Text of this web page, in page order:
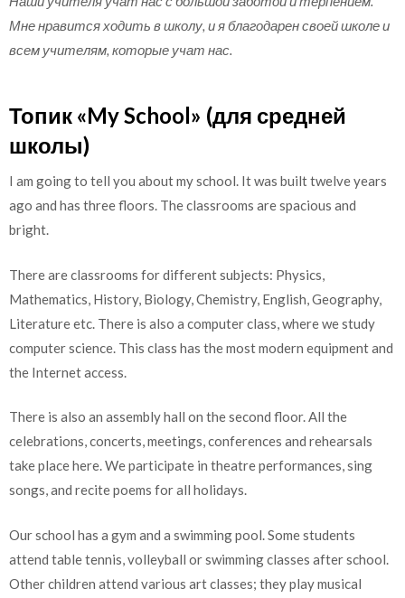
Мне нравится ходить в школу, и я благодарен своей школе и
всем учителям, которые учат нас.
Топик «My School» (для средней
школы)
I am going to tell you about my school. It was built twelve years
ago and has three floors. The classrooms are spacious and
bright.
There are classrooms for different subjects: Physics,
Mathematics, History, Biology, Chemistry, English, Geography,
Literature etc. There is also a computer class, where we study
computer science. This class has the most modern equipment and
the Internet access.
There is also an assembly hall on the second floor. All the
celebrations, concerts, meetings, conferences and rehearsals
take place here. We participate in theatre performances, sing
songs, and recite poems for all holidays.
Our school has a gym and a swimming pool. Some students
attend table tennis, volleyball or swimming classes after school.
Other children attend various art classes; they play musical